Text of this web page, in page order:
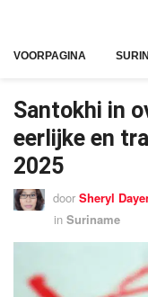
VOORPAGINA
Santokhi in
eerlijke en
2025
door Sheryl
in Suriname